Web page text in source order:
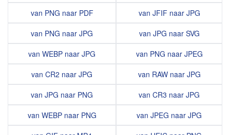
van PNG naar PDF
van PNG naar JPG
van WEBP naar JPG
van CR2 naar JPG
van JPG naar PNG
van WEBP naar PNG
van JFIF naar JPG
van JPG naar SVG
van PNG naar JPEG
van RAW naar JPG
van CR3 naar JPG
van JPEG naar JPG